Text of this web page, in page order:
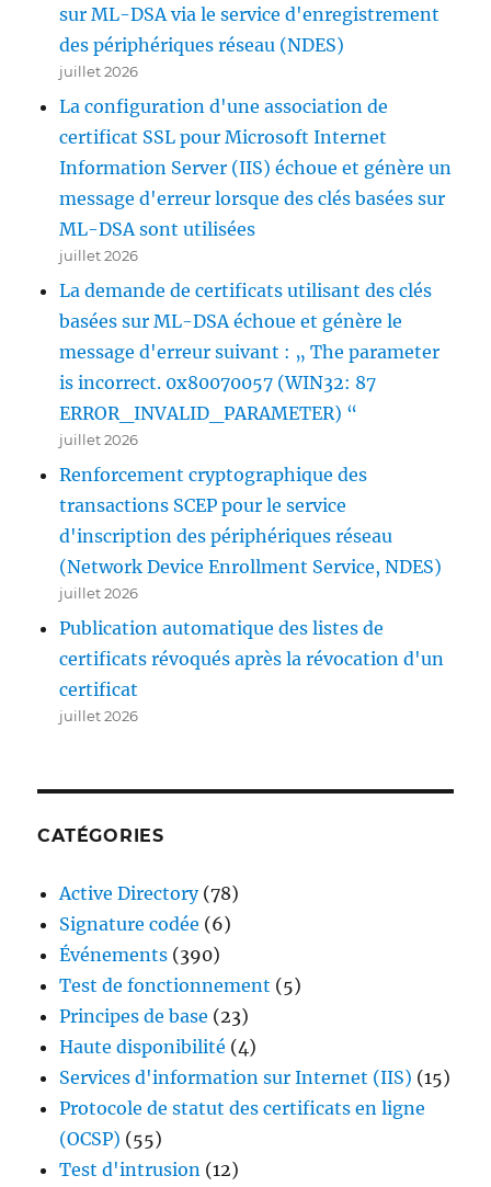
sur ML-DSA via le service d'enregistrement
des périphériques réseau (NDES)
juillet 2026
La configuration d'une association de
certificat SSL pour Microsoft Internet
Information Server (IIS) échoue et génère un
message d'erreur lorsque des clés basées sur
ML-DSA sont utilisées
juillet 2026
La demande de certificats utilisant des clés
basées sur ML-DSA échoue et génère le
message d'erreur suivant : „ The parameter
is incorrect. 0x80070057 (WIN32: 87
ERROR_INVALID_PARAMETER) “
juillet 2026
Renforcement cryptographique des
transactions SCEP pour le service
d'inscription des périphériques réseau
(Network Device Enrollment Service, NDES)
juillet 2026
Publication automatique des listes de
certificats révoqués après la révocation d'un
certificat
juillet 2026
CATÉGORIES
Active Directory(78)
Signature codée (6)
Événements (390)
Test de fonctionnement (5)
Principes de base (23)
Haute disponibilité (4)
Services d'information sur Internet (IIS) (15)
Protocole de statut des certificats en ligne
(OCSP) (55)
Test d'intrusion (12)